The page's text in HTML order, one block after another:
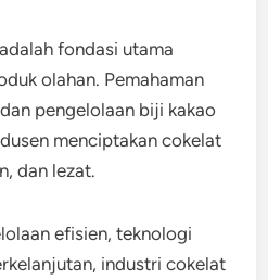
fondasi utama
olahan. Pemahaman
pengelolaan biji kakao
menciptakan cokelat
dan lezat.
efisien, teknologi
industri cokelat